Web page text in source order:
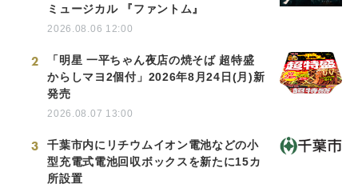
ミュージカル 『ファントム』
2026.08.06 12:00
2
「明星 一平ちゃん夜店の焼そば 超特盛
からしマヨ2個付」2026年8月24日(月)新
発売
2026.08.07 13:00
3
千葉市内にリチウムイオン電池などの小
型充電式電池回収ボックスを新たに15カ
所設置